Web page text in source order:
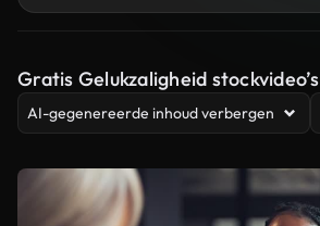
Gratis Gelukzaligheid stockvideo’s
AI-gegenereerde inhoud verbergen